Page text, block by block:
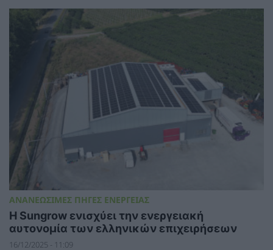
ΑΝΑΝΕΩΣΙΜΕΣ ΠΗΓΕΣ ΕΝΕΡΓΕΙΑΣ
Η Sungrow ενισχύει την ενεργειακή
αυτονομία των ελληνικών επιχειρήσεων
16/12/2025 - 11:09